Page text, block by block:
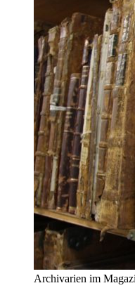
Archivarien im